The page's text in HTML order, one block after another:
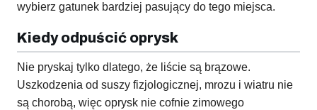
wybierz gatunek bardziej pasujący do tego miejsca.
Kiedy odpuścić oprysk
Nie pryskaj tylko dlatego, że liście są brązowe.
Uszkodzenia od suszy fizjologicznej, mrozu i wiatru nie
są chorobą, więc oprysk nie cofnie zimowego